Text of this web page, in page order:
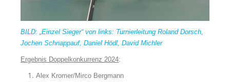
BILD: „Einzel Sieger“ von links: Turnierleitung Roland Dorsch,
Jochen Schnappauf, Daniel Hödl, David Michler
Ergebnis Doppelkonkurrenz 2024:
Alex Kromer/Mirco Bergmann